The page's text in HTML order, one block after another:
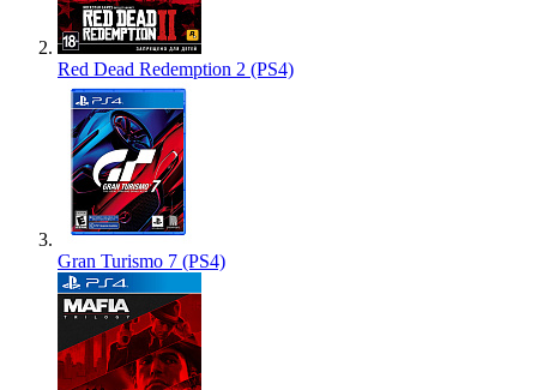
Red Dead Redemption 2 (PS4)
Gran Turismo 7 (PS4)